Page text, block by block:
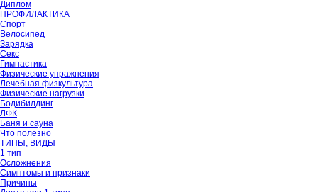
Диплом
ПРОФИЛАКТИКА
Спорт
Велосипед
Зарядка
Секс
Гимнастика
Физические упражнения
Лечебная физкультура
Физические нагрузки
Бодибилдинг
ЛФК
Баня и сауна
Что полезно
ТИПЫ, ВИДЫ
1 тип
Осложнения
Симптомы и признаки
Причины